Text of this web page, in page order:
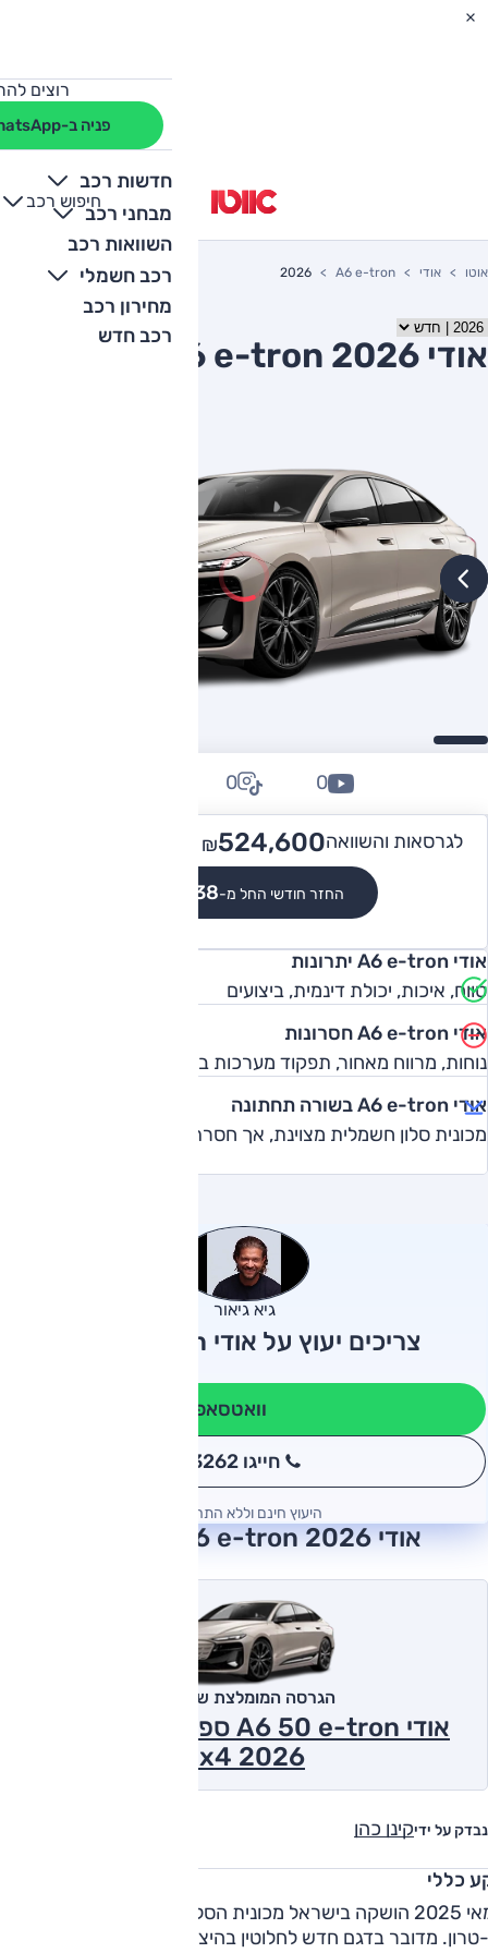
רוצים
פניה ב-WhatsApp
חדשות רכב
מבחני רכב
השוואות רכב
רכב חשמלי
מחירון רכב
רכב חדש
חיפוש רכב
+
-
אוטו אודי A6 e-tron
2026
אודי A6 e-tron 2026
לגרסאות והשוואה ₪524,600 -
החזר חודשי החל מ-₪4,838
0
0
אודי A6 e-tron יתרונות
טווח, איכות, יכולת דינמית, ביצועים
אודי A6 e-tron חסרונות
נוחות, מרווח מאחור, תפקוד מערכות בטיחות, עיצוב חסר נוכחות
אודי A6 e-tron בשורה תחתונה
מכונית סלון חשמלית מצוינת, אך חסרת נוכחות
גיא גיאור
צריכים יעוץ על אודי A6 e-tron?
וואטסאפ
חייגו 3262
היעוץ חינם וללא התחייבות
אודי A6 e-tron 2026 חוות דעת
נבדק על ידיקינן כהן
הגרסה המומלצת של אוטו
אודי A6 50 e-tron ספורטבק, חשמלי,
2x4 2026
כללי
טרון. מדובר בדגם חדש לחלוטין בהיצע של היצרנית, אשר הוצג